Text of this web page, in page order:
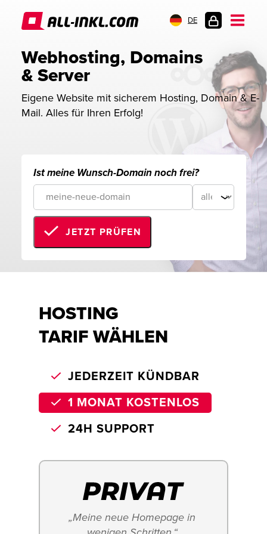
DE
Webhosting, Domains
& Server
Eigene Website mit sicherem Hosting, Domain & E-
Mail. Alles für Ihren Erfolg!
Ist meine Wunsch-Domain noch frei?
JETZT PRÜFEN
HOSTING
TARIF WÄHLEN
JEDERZEIT KÜNDBAR
1 MONAT KOSTENLOS
24H SUPPORT
„Meine neue Homepage in